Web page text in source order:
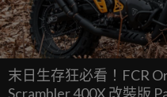
末日生存狂必看！FCR
Scrambler 400X 改裝版